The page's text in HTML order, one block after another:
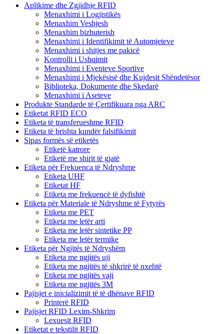
Aplikime dhe Zgjidhje RFID
Menaxhimi i Logjistikës
Menaxhim Veshjesh
Menaxhim bizhuterish
Menaxhimi i Identifikimit të Automjeteve
Menaxhimi i shitjes me pakicë
Kontrolli i Ushqimit
Menaxhimi i Eventeve Sportive
Menaxhimi i Mjekësisë dhe Kujdesit Shëndetësor
Biblioteka, Dokumente dhe Skedarë
Menaxhimi i Aseteve
Produkte Standarde të Çertifikuara nga ARC
Etiketat RFID ECO
Etiketa të transferueshme RFID
Etiketa të brishta kundër falsifikimit
Sipas formës së etiketës
Etiketë katrore
Etiketë me shirit të gjatë
Etiketa për Frekuenca të Ndryshme
Etiketa UHF
Etiketat HF
Etiketa me frekuencë të dyfishtë
Etiketa për Materiale të Ndryshme të Fytyrës
Etiketa me PET
Etiketa me letër arti
Etiketa me letër sintetike PP
Etiketa me letër termike
Etiketa për Ngjitës të Ndryshëm
Etiketa me ngjitës uji
Etiketa me ngjitës të shkrirë të nxehtë
Etiketa me ngjitës vaji
Etiketa me ngjitës 3M
Pajisjet e inicializimit të të dhënave RFID
Printerë RFID
Pajisjet RFID Lexim-Shkrim
Lexuesit RFID
Etiketat e tekstilit RFID